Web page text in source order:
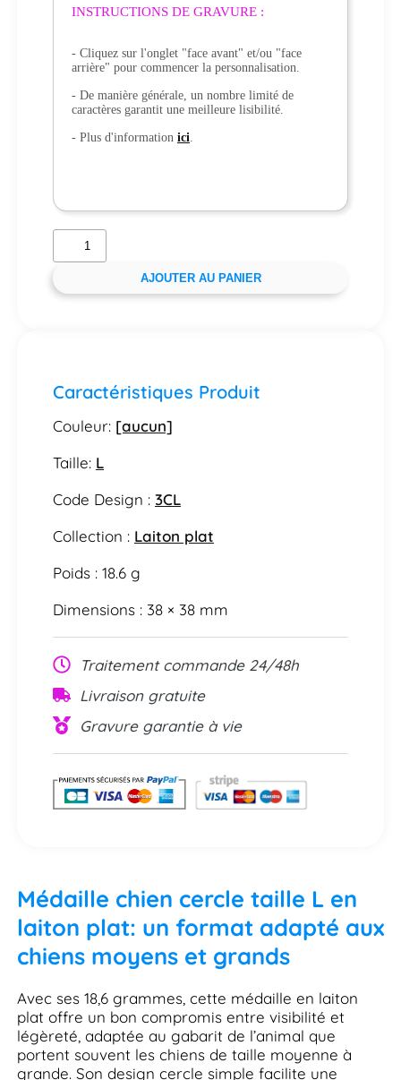
INSTRUCTIONS DE GRAVURE :
- Cliquez sur l'onglet "face avant" et/ou "face
arrière" pour commencer la personnalisation.
- De manière générale, un nombre limité de
caractères garantit une meilleure lisibilité.
- Plus d'information ici.
AJOUTER AU PANIER
Caractéristiques Produit
Couleur: [aucun]
Taille: L
Code Design : 3CL
Collection : Laiton plat
Poids : 18.6 g
Dimensions : 38 × 38 mm
Traitement commande 24/48h
Livraison gratuite
Gravure garantie à vie
Médaille chien cercle taille L en
laiton plat: un format adapté aux
chiens moyens et grands
Avec ses 18,6 grammes, cette médaille en laiton
plat offre un bon compromis entre visibilité et
légèreté, adaptée au gabarit de l’animal que
portent souvent les chiens de taille moyenne à
grande. Son design cercle simple facilite une